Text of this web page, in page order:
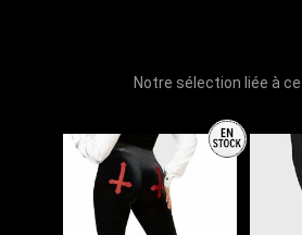
Notre sélection liée à